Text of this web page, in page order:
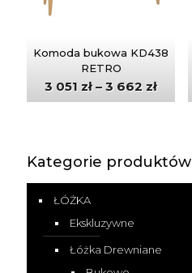
Komoda bukowa KD438
RETRO
3 051 zł–3 662 zł
Kategorie produktów
ŁÓŻKA
Ekskluzywne
Łóżka Drewniane